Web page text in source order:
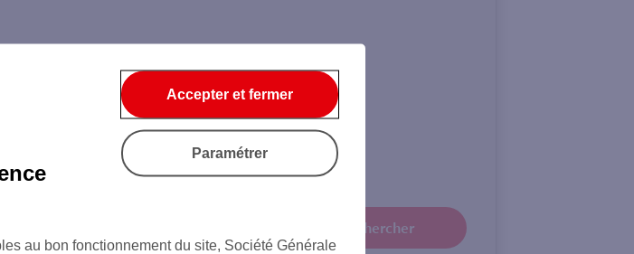
Retrait de monnaie €
Rechercher
au bon fonctionnement du site, Société Générale
Accepter et fermer
Paramétrer